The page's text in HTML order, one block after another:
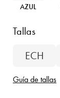
AZUL
Tallas
ECH
Guía de tallas